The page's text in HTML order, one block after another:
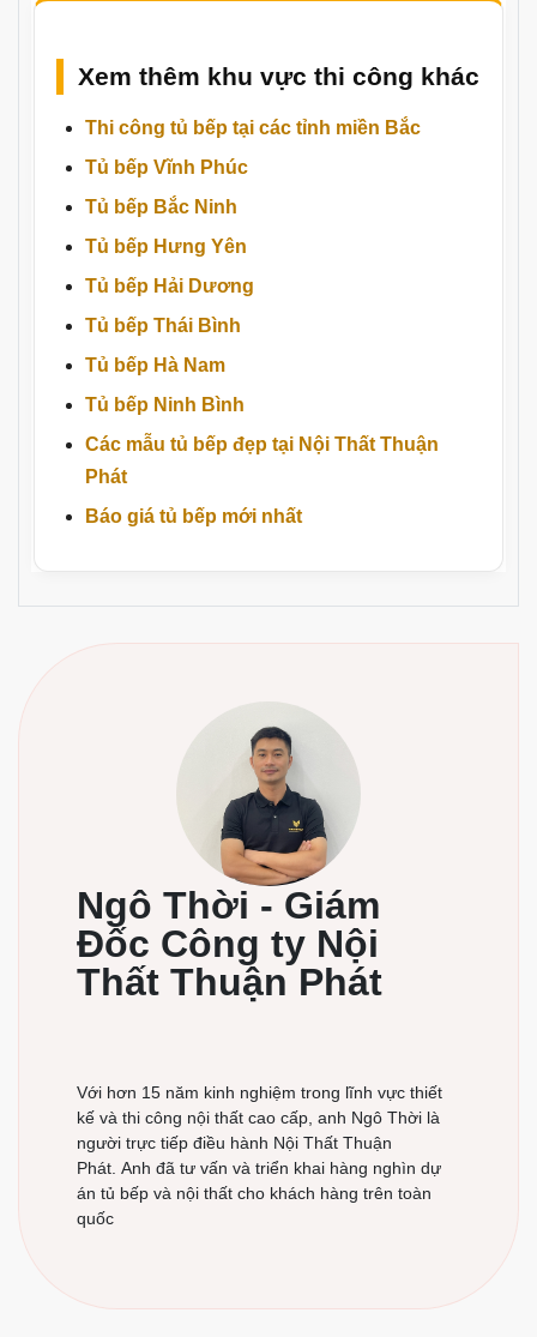
Xem thêm khu vực thi công khác
Thi công tủ bếp tại các tỉnh miền Bắc
Tủ bếp Vĩnh Phúc
Tủ bếp Bắc Ninh
Tủ bếp Hưng Yên
Tủ bếp Hải Dương
Tủ bếp Thái Bình
Tủ bếp Hà Nam
Tủ bếp Ninh Bình
Các mẫu tủ bếp đẹp tại Nội Thất Thuận
Phát
Báo giá tủ bếp mới nhất
Ngô Thời - Giám
Đốc Công ty Nội
Thất Thuận Phát
Với hơn 15 năm kinh nghiệm trong lĩnh vực thiết
kế và thi công nội thất cao cấp, anh Ngô Thời là
người trực tiếp điều hành Nội Thất Thuận
Phát. Anh đã tư vấn và triển khai hàng nghìn dự
án tủ bếp và nội thất cho khách hàng trên toàn
quốc